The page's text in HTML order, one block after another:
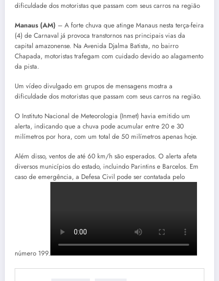
dificuldade dos motoristas que passam com seus carros na região
Manaus (AM) – A forte chuva que atinge Manaus nesta terça-feira
(4) de Carnaval já provoca transtornos nas principais vias da
capital amazonense. Na Avenida Djalma Batista, no bairro
Chapada, motoristas trafegam com cuidado devido ao alagamento
da pista.
Um vídeo divulgado em grupos de mensagens mostra a
dificuldade dos motoristas que passam com seus carros na região.
O Instituto Nacional de Meteorologia (Inmet) havia emitido um
alerta, indicando que a chuva pode acumular entre 20 e 30
milímetros por hora, com um total de 50 milímetros apenas hoje.
Além disso, ventos de até 60 km/h são esperados. O alerta afeta
diversos municípios do estado, incluindo Parintins e Barcelos. Em
caso de emergência, a Defesa Civil pode ser contatada pelo
número 199.